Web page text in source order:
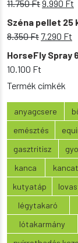
9.200 Ft.
11.750FtOriginal
11.750 Ft.
9.990 Ft
Széna pellet 25
8.350Ft Original
was:
7.290 Ft
HorseFly Spray
10.100 Ft
Termék címkék
anyagcsere
emésztés
gasztritisz
kanca
kutyatáp
légytakaró
lótakarmány